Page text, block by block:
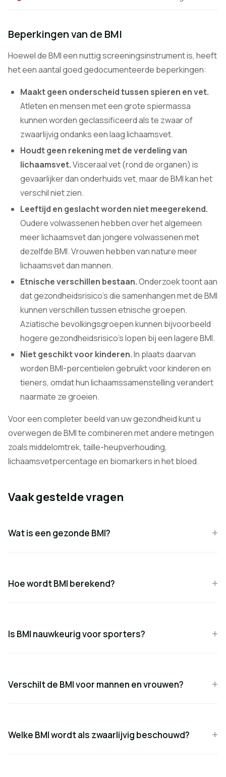
Beperkingen van de BMI
Hoewel de BMI een nuttig screeningsinstrument is, heeft
het een aantal goed gedocumenteerde beperkingen:
Maakt geen onderscheid tussen spieren en vet.
Atleten en mensen met een grote spiermassa
kunnen worden geclassificeerd als te zwaar of
zwaarlijvig ondanks een laag lichaamsvet.
Houdt geen rekening met de verdeling van
lichaamsvet.Visceraal vet (rond de organen) is
gevaarlijker dan onderhuids vet, maar de BMI kan het
verschil niet zien.
Leeftijd en geslacht worden niet meegerekend.
Oudere volwassenen hebben over het algemeen
meer lichaamsvet dan jongere volwassenen met
dezelfde BMI. Vrouwen hebben van nature meer
lichaamsvet dan mannen.
Etnische verschillen bestaan.Onderzoek toont aan
dat gezondheidsrisico's die samenhangen met de BMI
kunnen verschillen tussen etnische groepen.
Aziatische bevolkingsgroepen kunnen bijvoorbeeld
hogere gezondheidsrisico's lopen bij een lagere BMI.
Niet geschikt voor kinderen.In plaats daarvan
worden BMI-percentielen gebruikt voor kinderen en
tieners, omdat hun lichaamssamenstelling verandert
naarmate ze groeien.
Voor een completer beeld van uw gezondheid kunt u
overwegen de BMI te combineren met andere metingen
zoals middelomtrek, taille-heupverhouding,
lichaamsvetpercentage en biomarkers in het bloed.
Vaak gestelde vragen
Wat is een gezonde BMI?
Hoe wordt BMI berekend?
Is BMI nauwkeurig voor sporters?
Verschilt de BMI voor mannen en vrouwen?
Welke BMI wordt als zwaarlijvig beschouwd?